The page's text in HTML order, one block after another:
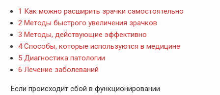
1 Как можно расширить зрачки самостоятельно
2 Методы быстрого увеличения зрачков
3 Методы, действующие эффективно
4Способы, которые используются в медицине
5Диагностика патологии
6 Лечение заболеваний
Если происходит сбой в функционировании